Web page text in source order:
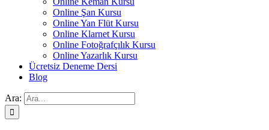
Online Şan Kursu
Online Yan Flüt Kursu
Online Klarnet Kursu
Online Fotoğrafçılık Kursu
Online Yazarlık Kursu
Ücretsiz Deneme Dersi
Blog
Ara: